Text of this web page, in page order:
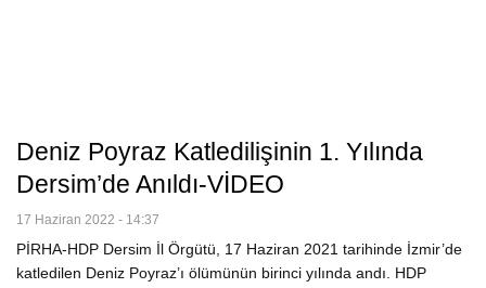
Deniz Poyraz Katledilişinin 1. Yılında
Dersim’de Anıldı-VİDEO
17 Haziran 2022 - 14:37
PİRHA-HDP Dersim İl Örgütü, 17 Haziran 2021 tarihinde İzmir’de
katledilen Deniz Poyraz’ı ölümünün birinci yılında andı. HDP